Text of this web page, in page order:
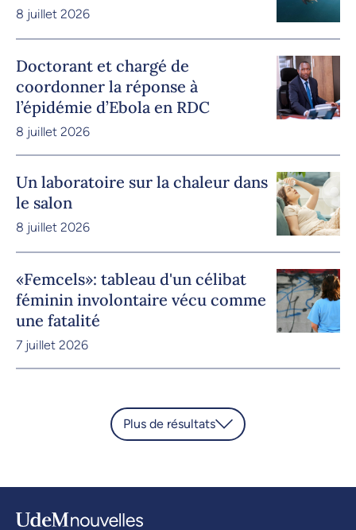
8 juillet 2026
Doctorant et chargé de
coordonner la réponse à
l’épidémie d’Ebola en RDC
8 juillet 2026
Un laboratoire sur la chaleur dans
le salon
8 juillet 2026
«Femcels»: tableau d'un célibat
féminin involontaire vécu comme
une fatalité
7 juillet 2026
Plus de résultats